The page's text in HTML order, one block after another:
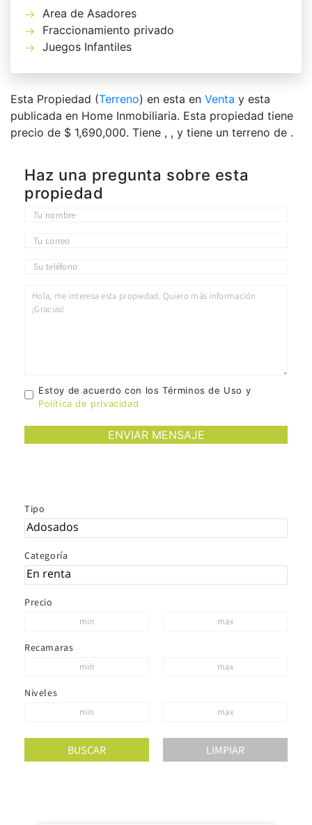
Area de Asadores
Fraccionamiento privado
Juegos Infantiles
Esta Propiedad (Terreno) en esta en Venta y esta
publicada en Home Inmobiliaria. Esta propiedad tiene
precio de $ 1,690,000. Tiene , , y tiene un terreno de .
Haz una pregunta sobre esta
propiedad
Estoy de acuerdo con los Términos de Uso y
Política de privacidad
Tipo
Categoría
Precio
Recamaras
Niveles